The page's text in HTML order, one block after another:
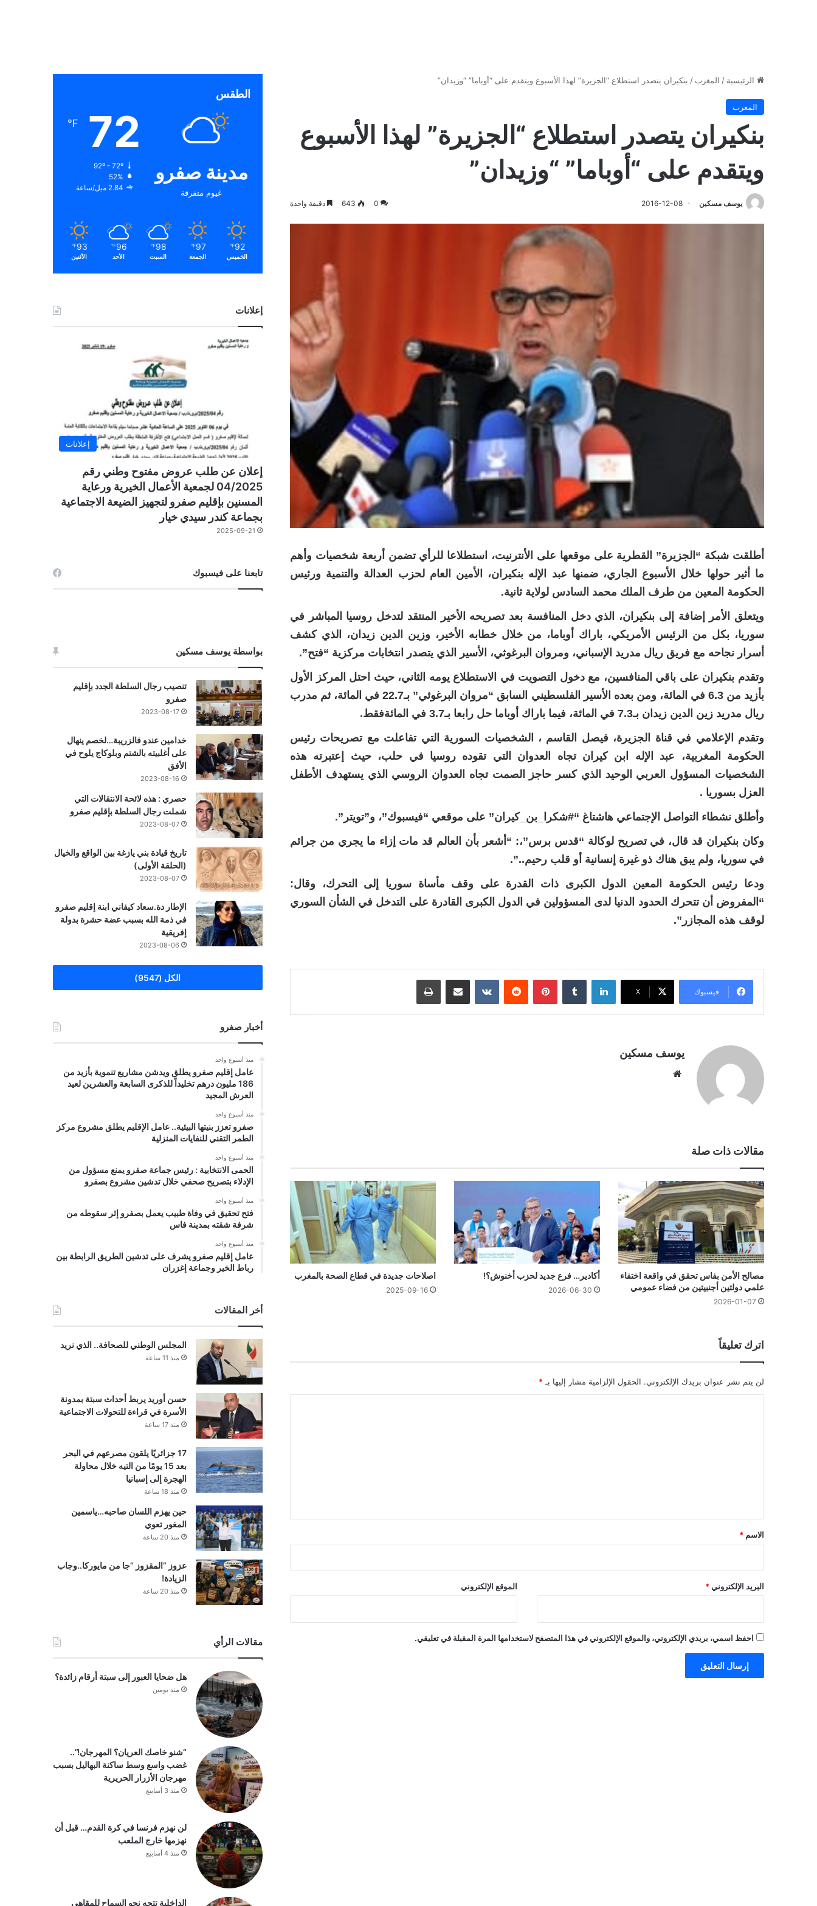
الرئيسية / المغرب / بنكيران يتصدر استطلاع “الجزيرة” لهذا الأسبوع ويتقدم على “أوباما” “وزيدان”
المغرب
بنكيران يتصدر استطلاع “الجزيرة” لهذا الأسبوع
ويتقدم على “أوباما” “وزيدان”
يوسف مسكين 2016-12-08
0
643 دقيقة واحدة
أطلقت شبكة “الجزيرة” القطرية على موقعها على الأنترنيت، استطلاعا للرأي تضمن أربعة شخصيات وأهم
ما أثير حولها خلال الأسبوع الجاري، ضمنها عبد الإله بنكيران، الأمين العام لحزب العدالة والتنمية ورئيس
الحكومة المعين من طرف الملك محمد السادس لولاية ثانية.
ويتعلق الأمر إضافة إلى بنكيران، الذي دخل المنافسة بعد تصريحه الأخير المنتقد لتدخل روسيا المباشر في
سوريا، بكل من الرئيس الأمريكي، باراك أوباما، من خلال خطابه الأخير، وزين الدين زيدان، الذي كشف
أسرار نجاحه مع فريق ريال مدريد الإسباني، ومروان البرغوثي، الأسير الذي يتصدر انتخابات مركزية “فتح”.
وتقدم بنكيران على باقي المنافسين، مع دخول التصويت في الاستطلاع يومه الثاني، حيث احتل المركز الأول
بأزيد من 6.3 في المائة، ومن بعده الأسير الفلسطيني السابق “مروان البرغوثي” بـ22.7 في المائة، ثم مدرب
ريال مدريد زين الدين زيدان بـ7.3 في المائة، فيما باراك أوباما حل رابعا بـ3.7 في المائةفقط.
وتقدم الإعلامي في قناة الجزيرة، فيصل القاسم ، الشخصيات السورية التي تفاعلت مع تصريحات رئيس
الحكومة المغربية، عبد الإله ابن كيران تجاه العدوان التي تقوده روسيا في حلب، حيث إعتبرته هذه
الشخصيات المسؤول العربي الوحيد الذي كسر حاجز الصمت تجاه العدوان الروسي الذي يستهدف الأطفل
العزل بسوريا .
وأطلق نشطاء التواصل الإجتماعي هاشتاغ “#شكرا_بن_كيران” على موقعي “فيسبوك”، و”تويتر”.
وكان بنكيران قد قال، في تصريح لوكالة “قدس برس”،: “أشعر بأن العالم قد مات إزاء ما يجري من جرائم
في سوريا، ولم يبق هناك ذو غيرة إنسانية أو قلب رحيم..”.
ودعا رئيس الحكومة المعين الدول الكبرى ذات القدرة على وقف مأساة سوريا إلى التحرك، وقال:
“المفروض أن تتحرك الحدود الدنيا لدى المسؤولين في الدول الكبرى القادرة على التدخل في الشأن السوري
لوقف هذه المجازر”.
فيسبوك ‫X
لينكدإن بينتيريست مشاركة عبر البريد طباعة
يوسف مسكين
مقالات ذات صلة
مصالح الأمن بفاس تحقق في واقعة اختفاء
علمي دولتين أجنبيتين من فضاء عمومي
2026-01-07
أكادير… فرع جديد لحزب أخنوش؟!
2026-06-30
اصلاحات جديدة في قطاع الصحة بالمغرب
2025-09-16
اترك تعليقاً
لن يتم نشر عنوان بريدك الإلكتروني. الحقول الإلزامية مشار إليها بـ *
*
الاسم *
البريد الإلكتروني * الموقع الإلكتروني
احفظ اسمي، بريدي الإلكتروني، والموقع الإلكتروني في هذا المتصفح لاستخدامها المرة المقبلة في تعليقي.
الطقس
مدينة صفرو
غيوم متفرقة
72
℉
92º - 72º
52%
2.84 ميل/ساعة
92
℉
الخميس
97
℉
الجمعة
98
℉
السبت
96
℉
الأحد
93
℉
الأثنين
إعلانات
إعلانات
إعلان عن طلب عروض مفتوح وطني رقم
04/2025 لجمعية الأعمال الخيرية ورعاية
المسنين بإقليم صفرو لتجهيز الضيعة الاجتماعية
بجماعة كندر سيدي خيار
2025-09-21
تابعنا على فيسبوك
بواسطة يوسف مسكين
تنصيب رجال السلطة الجدد بإقليم
صفرو
2023-08-17
خدامين عندو فالزريبة…لخصم ينهال
على أغلبيته بالشتم وبلوكاج يلوح في
الأفق
2023-08-16
حصري : هذه لائحة الانتقالات التي
شملت رجال السلطة بإقليم صفرو
2023-08-07
تاريخ قيادة بني يازغة بين الواقع والخيال
(الحلقة الأولى)
2023-08-07
الإطار دة.سعاد كيفاني ابنة إقليم صفرو
في ذمة الله بسبب عضة حشرة بدولة
إفريقية
2023-08-06
الكل (9547)
أخبار صفرو
منذ أسبوع واحد
عامل إقليم صفرو يطلق ويدشن مشاريع تنموية بأزيد من
186 مليون درهم تخليداً للذكرى السابعة والعشرين لعيد
العرش المجيد
منذ أسبوع واحد
صفرو تعزز بنيتها البيئية.. عامل الإقليم يطلق مشروع مركز
الطمر التقني للنفايات المنزلية
منذ أسبوع واحد
الحمى الانتخابية : رئيس جماعة صفرو يمنع مسؤول من
الإدلاء بتصريح صحفي خلال تدشين مشروع بصفرو
منذ أسبوع واحد
فتح تحقيق في وفاة طبيب يعمل بصفرو إثر سقوطه من
شرفة شقته بمدينة فاس
منذ أسبوع واحد
عامل إقليم صفرو يشرف على تدشين الطريق الرابطة بين
رباط الخير وجماعة إغزران
أخر المقالات
المجلس الوطني للصحافة.. الذي نريد
منذ 11 ساعة
حسن أوريد يربط أحداث سبتة بمدونة
الأسرة في قراءة للتحولات الاجتماعية
منذ 17 ساعة
17 جزائريًا يلقون مصرعهم في البحر
بعد 15 يومًا من التيه خلال محاولة
الهجرة إلى إسبانيا
منذ 18 ساعة
حين يهزم اللسان صاحبه…ياسمين
المغور تعوي
منذ 20 ساعة
عزوز “المقزوز “جا من مايوركا..وجاب
الزيادة!
منذ 20 ساعة
مقالات الرأي
هل ضحايا العبور إلى سبتة أرقام زائدة؟
منذ يومين
“شنو خاصك العريان؟ المهرجان!”..
غضب واسع وسط ساكنة البهاليل بسبب
مهرجان الأزرار الحريرية
منذ 3 أسابيع
لن نهزم فرنسا في كرة القدم… قبل أن
نهزمها خارج الملعب
منذ 4 أسابيع
الداخلية تتجه نحو السماح للمقاهي